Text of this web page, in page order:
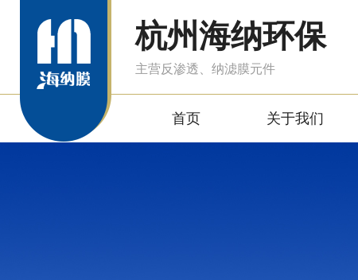
杭州海纳环保
主营反渗透、纳滤膜元件
首页 关于我们